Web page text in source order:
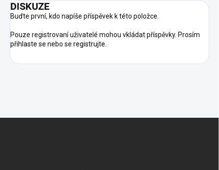
DISKUZE
Buďte první, kdo napíše příspěvek k této položce.
Pouze registrovaní uživatelé mohou vkládat příspěvky. Prosím
přihlaste se nebo se registrujte.